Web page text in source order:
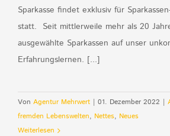
Sparkasse findet exklusiv für
statt. Seit mittlerweile mehr als 20
ausgewählte Sparkassen auf unser
Erfahrungslernen. [...]
Von Agentur Mehrwert | 01. Dezember 2022 |
fremden Lebenswelten, Nettes, Neues
Weiterlesen